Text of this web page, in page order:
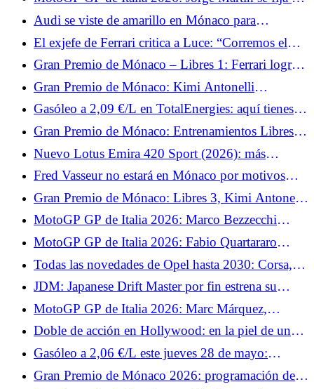
objetivo sencillo para este fin de semana con
Aprilia
Audi se viste de amarillo en Mónaco para
homenajear a Tazio Nuvolari
El exjefe de Ferrari critica a Luce: “Corremos el
riesgo de destruir un mito”
Gran Premio de Mónaco – Libres 1: Ferrari logra
el doblete y Charles Leclerc marca el ritmo
Gran Premio de Mónaco: Kimi Antonelli
sorprende a todo Mónaco y consigue la pole.
Gasóleo a 2,09 €/L en TotalEnergies: aquí tienes
las fechas en las que bajará el diésel
Gran Premio de Mónaco: Entrenamientos Libres 2
— Lewis Hamilton destaca
Nuevo Lotus Emira 420 Sport (2026): más
potencia, menos peso, un Lotus puro
Fred Vasseur no estará en Mónaco por motivos
médicos
Gran Premio de Mónaco: Libres 3, Kimi Antonelli
recupera el liderazgo tras las clasificaciones
MotoGP GP de Italia 2026: Marco Bezzecchi
quiere hacer brillar a Aprilia en Mugello
MotoGP GP de Italia 2026: Fabio Quartararo
explica por qué su Yamaha estará en desventaja en
Mugello
Todas las novedades de Opel hasta 2030: Corsa,
Astra y coproducción con Leapmotor en el
programa
JDM: Japanese Drift Master por fin estrena su
modo multijugador.
MotoGP GP de Italia 2026: Marc Márquez,
cauteloso antes de volver a subirse a la Ducati
Doble de acción en Hollywood: en la piel de un
stuntman.
Gasóleo a 2,06 €/L este jueves 28 de mayo:
estaciones donde se puede pagar menos de 2,10
€/L en Francia
Gran Premio de Mónaco 2026: programación de